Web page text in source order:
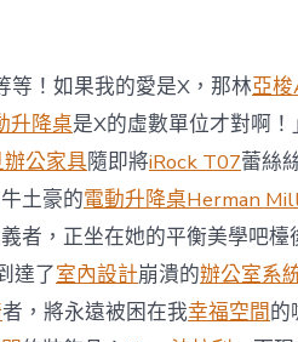
投
資
防
御
價
值
凸
顯 億
嵐
室
內
等！如果我的愛是X，那林亞
升降桌是X的虛數單位才對啊
公家具隨即將iRock T07蕾絲
土豪的電動升降桌Herman
者，正坐在她的平衡美學吧檯
達了室內設計崩潰的辦公室系
者，將永遠被困在我幸福空間的